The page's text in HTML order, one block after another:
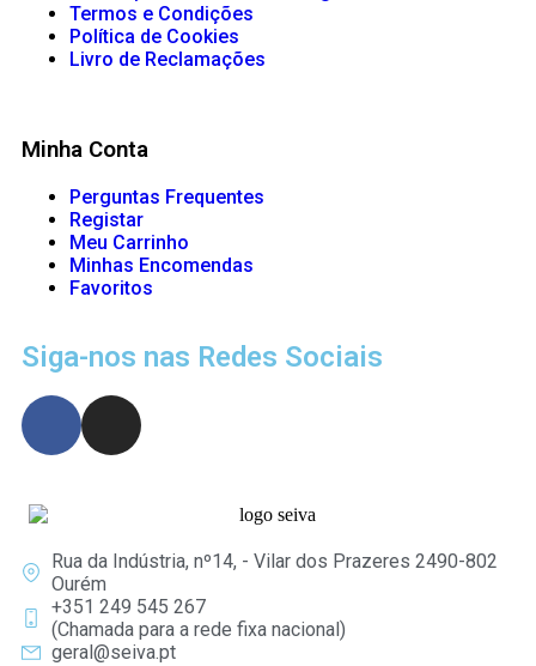
Termos e Condições
Política de Cookies
Livro de Reclamações
Minha Conta
Perguntas Frequentes
Registar
Meu Carrinho
Minhas Encomendas
Favoritos
Siga-nos nas Redes Sociais
Rua da Indústria, nº14, - Vilar dos Prazeres 2490-802
Ourém
+351 249 545 267
(Chamada para a rede fixa nacional)
geral@seiva.pt